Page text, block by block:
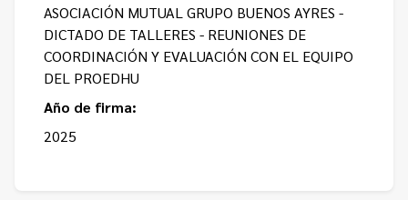
ASOCIACIÓN MUTUAL GRUPO BUENOS AYRES -
DICTADO DE TALLERES - REUNIONES DE
COORDINACIÓN Y EVALUACIÓN CON EL EQUIPO
DEL PROEDHU
Año de firma:
2025